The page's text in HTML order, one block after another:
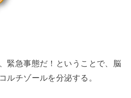
緊急事態だ！ということで、脳
ルチゾールを分泌する。